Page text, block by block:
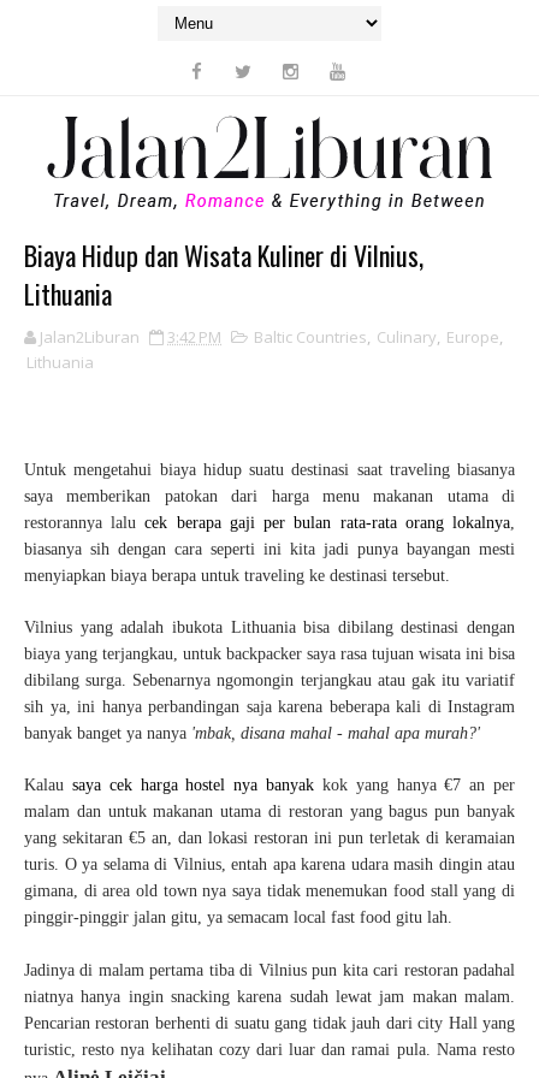
Biaya Hidup dan Wisata Kuliner di Vilnius,
Lithuania
Jalan2Liburan 3:42 PM Baltic Countries, Culinary, Europe,
Lithuania
Untuk mengetahui biaya hidup suatu destinasi saat traveling biasanya
saya memberikan patokan dari harga menu makanan utama di
restorannya lalucek berapa gaji per bulan rata-rata orang lokalnya,
biasanya sih dengan cara seperti ini kita jadi punya bayangan mesti
menyiapkan biaya berapa untuk traveling ke destinasi tersebut.
Vilnius yang adalah ibukota Lithuania bisa dibilang destinasi dengan
biaya yang terjangkau, untuk backpacker saya rasa tujuan wisata ini bisa
dibilang surga. Sebenarnya ngomongin terjangkau atau gak itu variatif
sih ya, ini hanya perbandingan saja karena beberapa kali di Instagram
banyak banget ya nanya 'mbak, disana mahal - mahal apa murah?'
Kalau saya cek harga hostel nya banyak kok yang hanya €7 an per
malam dan untuk makanan utama di restoran yang bagus pun banyak
yang sekitaran €5 an, dan lokasi restoran ini pun terletak di keramaian
turis. O ya selama di Vilnius, entah apa karena udara masih dingin atau
gimana, di area old town nya saya tidak menemukan food stall yang di
pinggir-pinggir jalan gitu, ya semacam local fast food gitu lah.
Jadinya di malam pertama tiba di Vilnius pun kita cari restoran padahal
niatnya hanya ingin snacking karena sudah lewat jam makan malam.
Pencarian restoran berhenti di suatu gang tidak jauh dari city Hall yang
turistic, resto nya kelihatan cozy dari luar dan ramai pula. Nama resto